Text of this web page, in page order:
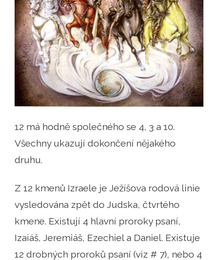
12 má hodně společného se 4, 3 a 10.
Všechny ukazují dokončení nějakého
druhu.
Z 12 kmenů Izraele je Ježíšova rodová linie
vysledována zpět do Judska, čtvrtého
kmene. Existují 4 hlavní proroky psaní,
Izaiáš, Jeremiáš, Ezechiel a Daniel. Existuje
12 drobných proroků psaní (viz # 7), nebo 4